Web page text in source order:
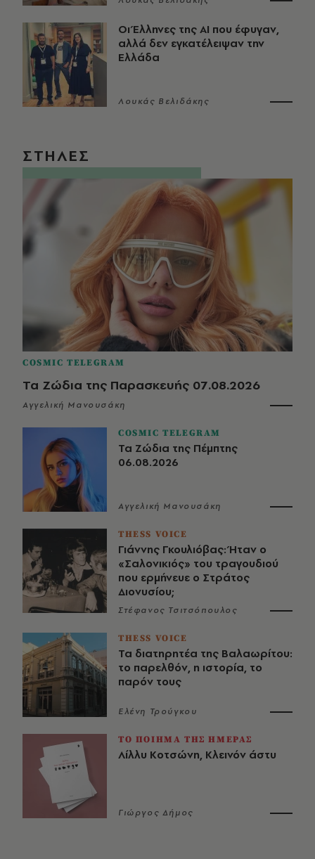
Οι Έλληνες της ΑΙ που έφυγαν,
αλλά δεν εγκατέλειψαν την
Ελλάδα
Λουκάς Βελιδάκης
ΣΤΗΛΕΣ
COSMIC TELEGRAM
Τα Ζώδια της Παρασκευής 07.08.2026
Αγγελική Μανουσάκη
COSMIC TELEGRAM
Τα Ζώδια της Πέμπτης
06.08.2026
Αγγελική Μανουσάκη
THESS VOICE
Γιάννης Γκουλιόβας: Ήταν ο
«Σαλονικιός» του τραγουδιού
που ερμήνευε ο Στράτος
Διονυσίου;
Στέφανος Τσιτσόπουλος
THESS VOICE
Τα διατηρητέα της Βαλαωρίτου:
το παρελθόν, η ιστορία, το
παρόν τους
Ελένη Τρούγκου
ΤΟ ΠΟΙΗΜΑ ΤΗΣ ΗΜΕΡΑΣ
Λίλλυ Κοτσώνη, Κλεινόν άστυ
Γιώργος Δήμος